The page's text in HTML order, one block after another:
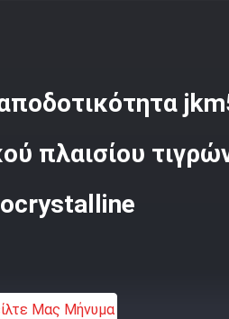
πλαισίου
Μας Μήνυμα